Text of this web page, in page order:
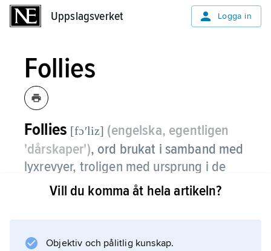
Uppslagsverket Logga in
Follies
Follies [fɔʹliz] (engelska, egentligen
'dårskaper'), ord brukat i samband med
lyxrevyer, troligen med ursprung i de
revyerFlorenz Ziegfeldfrån 1907 satte
Vill du komma åt hela artikeln?
Objektiv och pålitlig kunskap.